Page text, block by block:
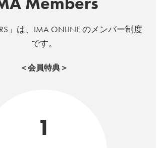
」は、IMA ONLINE のメンバー制度
です。
＜会員特典＞
1